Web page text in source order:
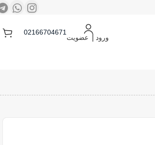
ورود ⎟ عضویت
02166704671
کمپرسور هواپیچ گوشتی برقی و شارژی